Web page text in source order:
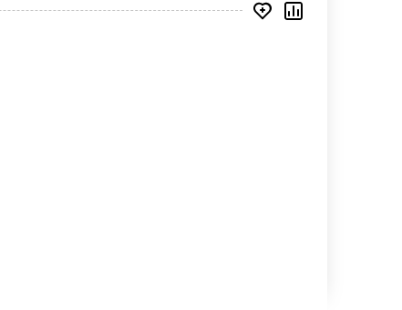
Inserisci nei